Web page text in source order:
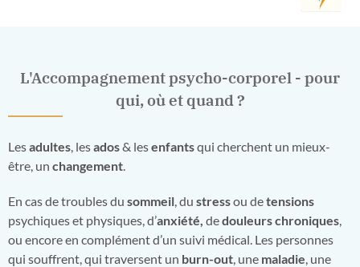
L'Accompagnement psycho-corporel - pour
qui, où et quand ?
Lesadultes , lesados& lesenfantsqui cherchent un mieux-
être, un changement
En cas de troubles du sommeil , du stressou detensions
psychiques et physiques, d’anxiété, dedouleurs chroniques
ou encore en complément d’un suivi médical. Les personnes
qui souffrent, qui traversent un burn-out , une maladie , une